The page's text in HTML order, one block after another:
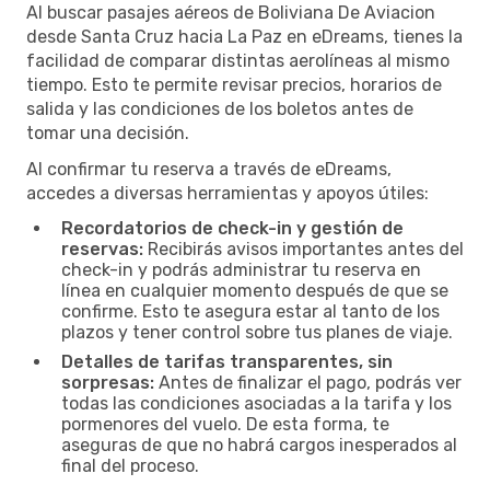
Al buscar pasajes aéreos de Boliviana De Aviacion
desde Santa Cruz hacia La Paz en eDreams, tienes la
facilidad de comparar distintas aerolíneas al mismo
tiempo. Esto te permite revisar precios, horarios de
salida y las condiciones de los boletos antes de
tomar una decisión.
Al confirmar tu reserva a través de eDreams,
accedes a diversas herramientas y apoyos útiles:
Recordatorios de check-in y gestión de
reservas: Recibirás avisos importantes antes del
check-in y podrás administrar tu reserva en
línea en cualquier momento después de que se
confirme. Esto te asegura estar al tanto de los
plazos y tener control sobre tus planes de viaje.
Detalles de tarifas transparentes, sin
sorpresas: Antes de finalizar el pago, podrás ver
todas las condiciones asociadas a la tarifa y los
pormenores del vuelo. De esta forma, te
aseguras de que no habrá cargos inesperados al
final del proceso.